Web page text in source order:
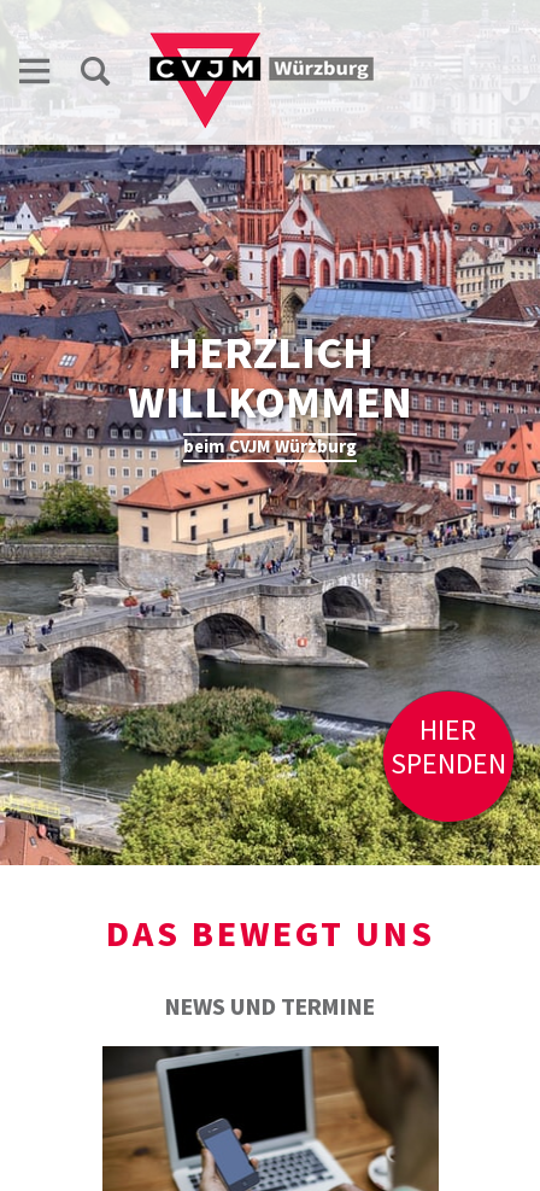
HERZLICH
WILLKOMMEN
beim CVJM Würzburg
HIER
SPENDEN
DAS BEWEGT UNS
NEWS UND TERMINE